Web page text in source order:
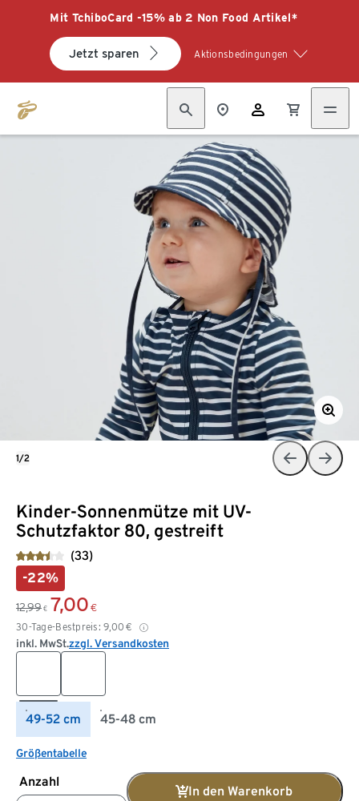
Mit TchiboCard -15% ab 2 Non Food Artikel*
Jetzt sparen Aktionsbedingungen
Kinder-Sonnenmütze mit UV-
Schutzfaktor 80, gestreift
(33)
-22%
12,99 € 7,00 €
30-Tage-Bestpreis: 9,00 €
inkl. MwSt.zzgl. Versandkosten
49-52 cm 45-48 cm
Größentabelle
Anzahl
In den Warenkorb
1/2